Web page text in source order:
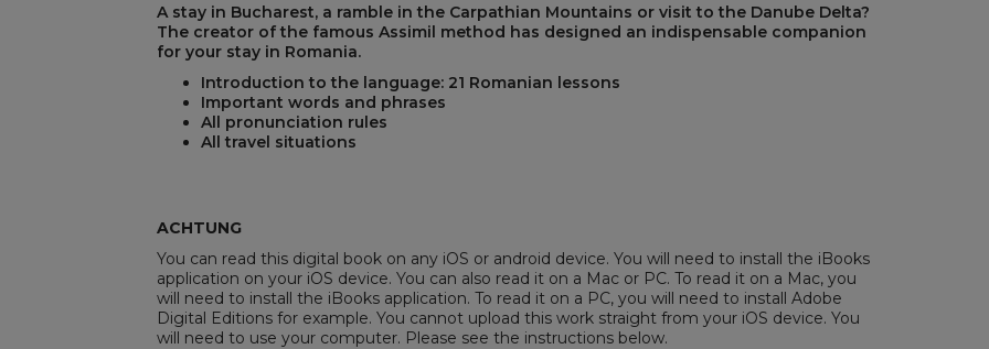
A stay in Bucharest, a ramble in the Carpathian Mountains or visit to the Danube Delta?
The creator of the famous Assimil method has designed an indispensable companion
for your stay in Romania.
Introduction to the language: 21 Romanian lessons
Important words and phrases
All pronunciation rules
All travel situations
ACHTUNG
You can read this digital book on any iOS or android device. You will need to install the iBooks
application on your iOS device. You can also read it on a Mac or PC. To read it on a Mac, you
will need to install the iBooks application. To read it on a PC, you will need to install Adobe
Digital Editionsfor example. You cannot upload this work straight from your iOS device. You
will need to use your computer. Please see the instructions below.